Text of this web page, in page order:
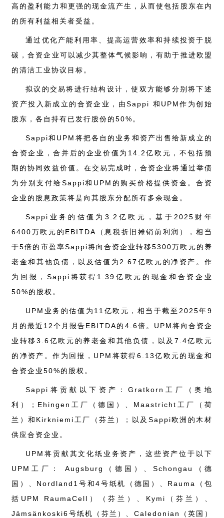
高的盈利能力和更强的现金流产生，从而使包括股东在内
的所有利益相关者受益。
通过优化产能利用率、提高运营效率和持续投资于脱
碳，合资企业可以减少其整体气候影响，有助于推进欧盟
的清洁工业协议目标。
拟议的交易将进行结构设计，使双方能够分别将下述
资产投入新成立的合资企业，由Sappi 和UPM作为创始
股东，各自持有已发行股份的50%。
Sappi和UPM将把各自的业务和资产出售给新成立的
合资企业，合并后的企业价值为14.2亿欧元，不包括预
期的协同效益价值。在交易完成时，合资企业将通过举债
为分别支付给Sappi和UPM的购买价格提供资金。合资
企业的股息政策将是向其股东分配所有多余现金。
Sappi业务的估值为3.2亿欧元，基于2025财年
6400万欧元的EBITDA（息税折旧摊销前利润），相当
于5倍的市盈率Sappi将向合资企业转移5300万欧元的养
老金和其他负债，以及估值为2.67亿欧元的净资产。作
为回报，Sappi将获得1.39亿欧元的现金和合资企业
50%的股权。
UPM业务的估值为11亿欧元，相当于截至2025年9
月的最近12个月报告EBITDA的4.6倍。UPM将向合资企
业转移3.6亿欧元的养老金和其他负债，以及7.4亿欧元
的净资产。作为回报，UPM将获得6.13亿欧元的现金和
合资企业50%的股权。
Sappi将贡献以下资产：Gratkorn工厂（奥地
利）；Ehingen工厂（德国）、Maastricht工厂（荷
兰）和Kirkniemi工厂（芬兰）；以及Sappi欧洲的木材
供应合资企业。
UPM将贡献其文化纸业务资产，这些资产位于以下
UPM工厂： Augsburg（德国）、Schongau（德
国）、Nordland1号和4号纸机（德国）、Rauma（包
括UPM RaumaCell）（芬兰）、Kymi（芬兰）、
Jämsänkoski6号纸机（芬兰）、Caledonian（英国）